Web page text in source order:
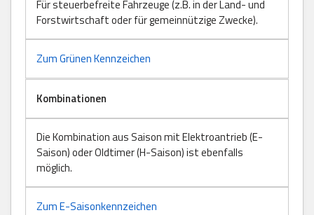
Für steuerbefreite Fahrzeuge (z.B. in der Land- und
Forstwirtschaft oder für gemeinnützige Zwecke).
Zum Grünen Kennzeichen
Kombinationen
Die Kombination aus Saison mit Elektroantrieb (E-
Saison) oder Oldtimer (H-Saison) ist ebenfalls
möglich.
Zum E-Saisonkennzeichen